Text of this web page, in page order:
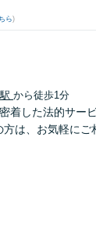
ら)
から徒歩1分
着した法的サ
は、お気軽に